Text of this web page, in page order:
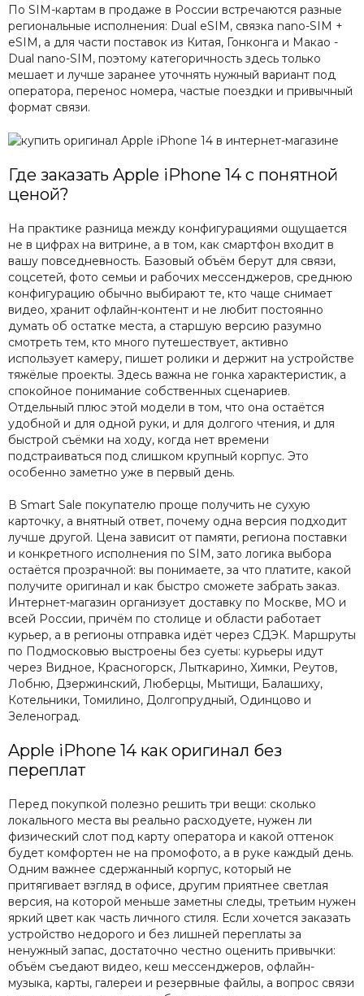
По SIM-картам в продаже в России встречаются разные
региональные исполнения: Dual eSIM, связка nano-SIM +
eSIM, а для части поставок из Китая, Гонконга и Макао -
Dual nano-SIM, поэтому категоричность здесь только
мешает и лучше заранее уточнять нужный вариант под
оператора, перенос номера, частые поездки и привычный
формат связи.
Где заказать Apple iPhone 14 с понятной
ценой?
На практике разница между конфигурациями ощущается
не в цифрах на витрине, а в том, как смартфон входит в
вашу повседневность. Базовый объём берут для связи,
соцсетей, фото семьи и рабочих мессенджеров, среднюю
конфигурацию обычно выбирают те, кто чаще снимает
видео, хранит офлайн-контент и не любит постоянно
думать об остатке места, а старшую версию разумно
смотреть тем, кто много путешествует, активно
использует камеру, пишет ролики и держит на устройстве
тяжёлые проекты. Здесь важна не гонка характеристик, а
спокойное понимание собственных сценариев.
Отдельный плюс этой модели в том, что она остаётся
удобной и для одной руки, и для долгого чтения, и для
быстрой съёмки на ходу, когда нет времени
подстраиваться под слишком крупный корпус. Это
особенно заметно уже в первый день.
В Smart Sale покупателю проще получить не сухую
карточку, а внятный ответ, почему одна версия подходит
лучше другой. Цена зависит от памяти, региона поставки
и конкретного исполнения по SIM, зато логика выбора
остаётся прозрачной: вы понимаете, за что платите, какой
получите оригинал и как быстро сможете забрать заказ.
Интернет-магазин организует доставку по Москве, МО и
всей России, причём по столице и области работает
курьер, а в регионы отправка идёт через СДЭК. Маршруты
по Подмосковью выстроены без суеты: курьеры идут
через Видное, Красногорск, Лыткарино, Химки, Реутов,
Лобню, Дзержинский, Люберцы, Мытищи, Балашиху,
Котельники, Томилино, Долгопрудный, Одинцово и
Зеленоград.
Apple iPhone 14 как оригинал без
переплат
Перед покупкой полезно решить три вещи: сколько
локального места вы реально расходуете, нужен ли
физический слот под карту оператора и какой оттенок
будет комфортен не на промофото, а в руке каждый день.
Одним важнее сдержанный корпус, который не
притягивает взгляд в офисе, другим приятнее светлая
версия, на которой меньше заметны следы, третьим нужен
яркий цвет как часть личного стиля. Если хочется заказать
устройство недорого и без лишней переплаты за
ненужный запас, достаточно честно оценить привычки:
объём съедают видео, кеш мессенджеров, офлайн-
музыка, карты, галереи и резервные файлы, а вопрос связи